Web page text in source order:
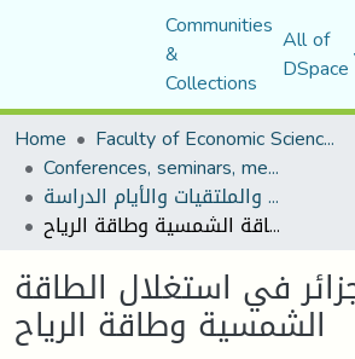
Communities
&
Collections
All of
DSpace
Home
Faculty of Economic Sciences, Commerce and Management Sciences
Conferences, seminars, meetings, and study days
المؤتمرات والندوات والملتقيات والأيام الدراسة
تجربة الجزائر في استغلال الطاقة الشمسية وطاقة الرياح
في استغلال الطاقة
الشمسية وطاقة الرياح